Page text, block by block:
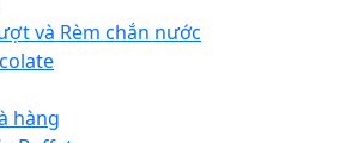
và Rèm chắn nước
hàng